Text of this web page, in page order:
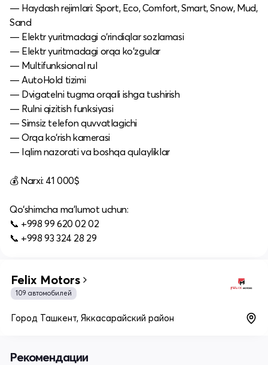
— Haydash rejimlari: Sport, Eco, Comfort, Smart, Snow, Mud,
Sand
— Elektr yuritmadagi o‘rindiqlar sozlamasi
— Elektr yuritmadagi orqa ko‘zgular
— Multifunksional rul
— AutoHold tizimi
— Dvigatelni tugma orqali ishga tushirish
— Rulni qizitish funksiyasi
— Simsiz telefon quvvatlagichi
— Orqa ko‘rish kamerasi
— Iqlim nazorati va boshqa qulayliklar
💰 Narxi: 41 000$
Qo‘shimcha ma’lumot uchun:
📞 +998 99 620 02 02
📞 +998 93 324 28 29
Felix Motors
109 автомобилей
Город Ташкент, Яккасарайский район
Рекомендации